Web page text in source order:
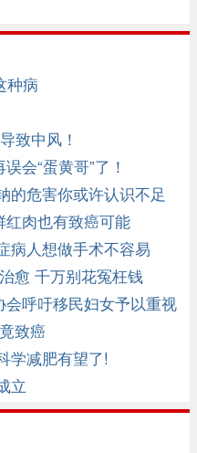
种病
致中风！
会“蛋黄哥”了！
的危害你或许认识不足
肉也有致癌可能
病人想做手术不容易
愈 千万别花冤枉钱
呼吁移民妇女予以重视
致癌
学减肥有望了!
立